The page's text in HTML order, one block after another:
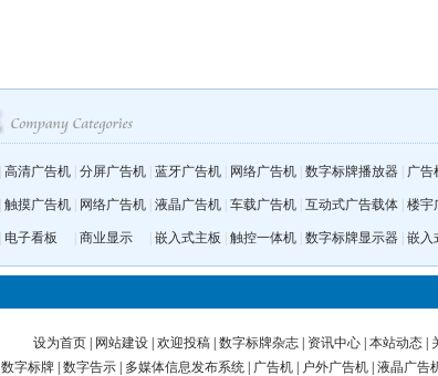
高清广告机 分屏广告机 蓝牙广告机 网络广告机 数字标牌播放器 广告
触摸广告机 网络广告机 液晶广告机 车载广告机 互动式广告载体 楼宇
电子看板 商业显示 嵌入式主板 触控一体机 数字标牌显示器 嵌入
设为首页 网站建设 欢迎投稿 数字标牌杂志 资讯中心 本站动态
数字标牌 数字告示 多媒体信息发布系统 广告机 户外广告机 液晶广告